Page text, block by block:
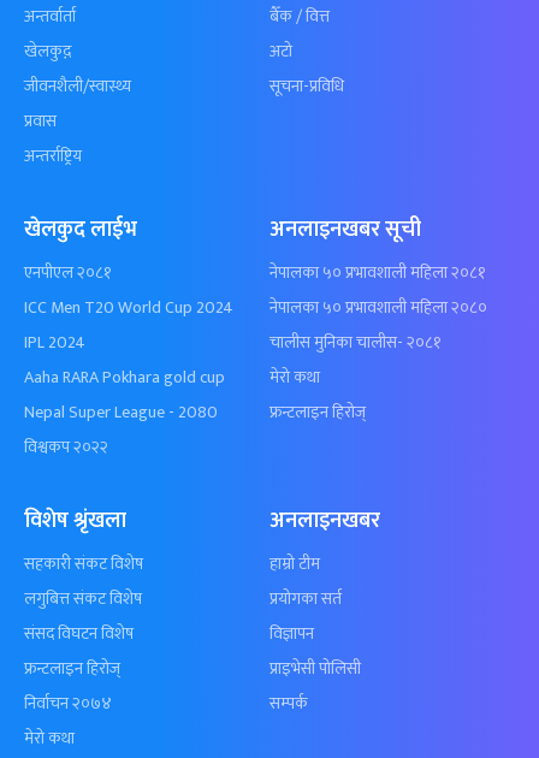
अन्तर्वार्ता
खेलकुद़़
जीवनशैली/स्वास्थ्य
प्रवास
अन्तर्राष्ट्रिय
बैँक / वित्त
अटो
सूचना-प्रविधि
खेलकुद लाईभ
एनपीएल २०८१
ICC Men T20 World Cup 2024
IPL 2024
Aaha RARA Pokhara gold cup
Nepal Super League - 2080
विश्वकप २०२२
अनलाइनखबर सूची
नेपालका ५० प्रभावशाली महिला २०८१
नेपालका ५० प्रभावशाली महिला २०८०
चालीस मुनिका चालीस- २०८१
मेरो कथा
फ्रन्टलाइन हिरोज्
विशेष श्रृंखला
सहकारी संकट विशेष
लगुबित्त संकट विशेष
संसद विघटन विशेष
फ्रन्टलाइन हिरोज्
निर्वाचन २०७४
मेरो कथा
अनलाइनखबर
हाम्रो टीम
प्रयोगका सर्त
विज्ञापन
प्राइभेसी पोलिसी
सम्पर्क